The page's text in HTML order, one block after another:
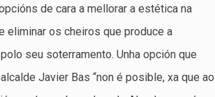
de cara a mellorar a estética na
eliminar os cheiros que produce a
seu soterramento. Unha opción que
Javier Bas “non é posible, xa que ao